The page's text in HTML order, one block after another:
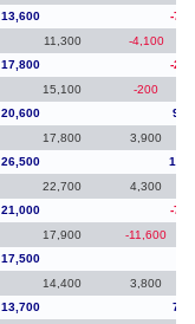
13,600
-
11,300 -4,100
17,800
-
15,100 -200
20,600
17,800 3,900
26,500
22,700 4,300
21,000
-
17,900 -11,600
17,500
14,400 3,800
13,700